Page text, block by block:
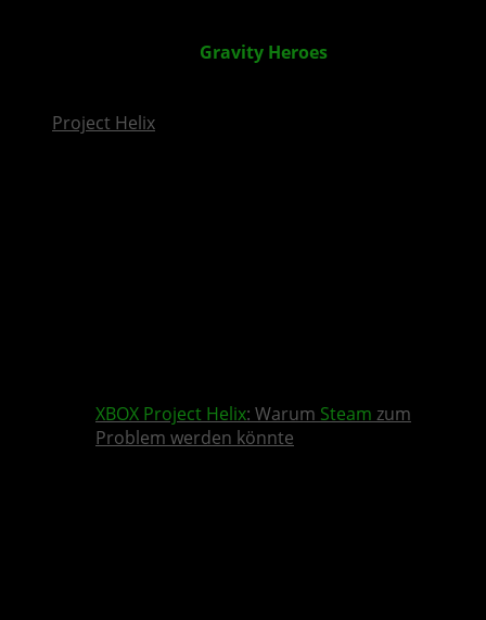
Gravity Heroes
Project Helix
XBOX Project Helix: Warum Steam zum
Problem werden könnte